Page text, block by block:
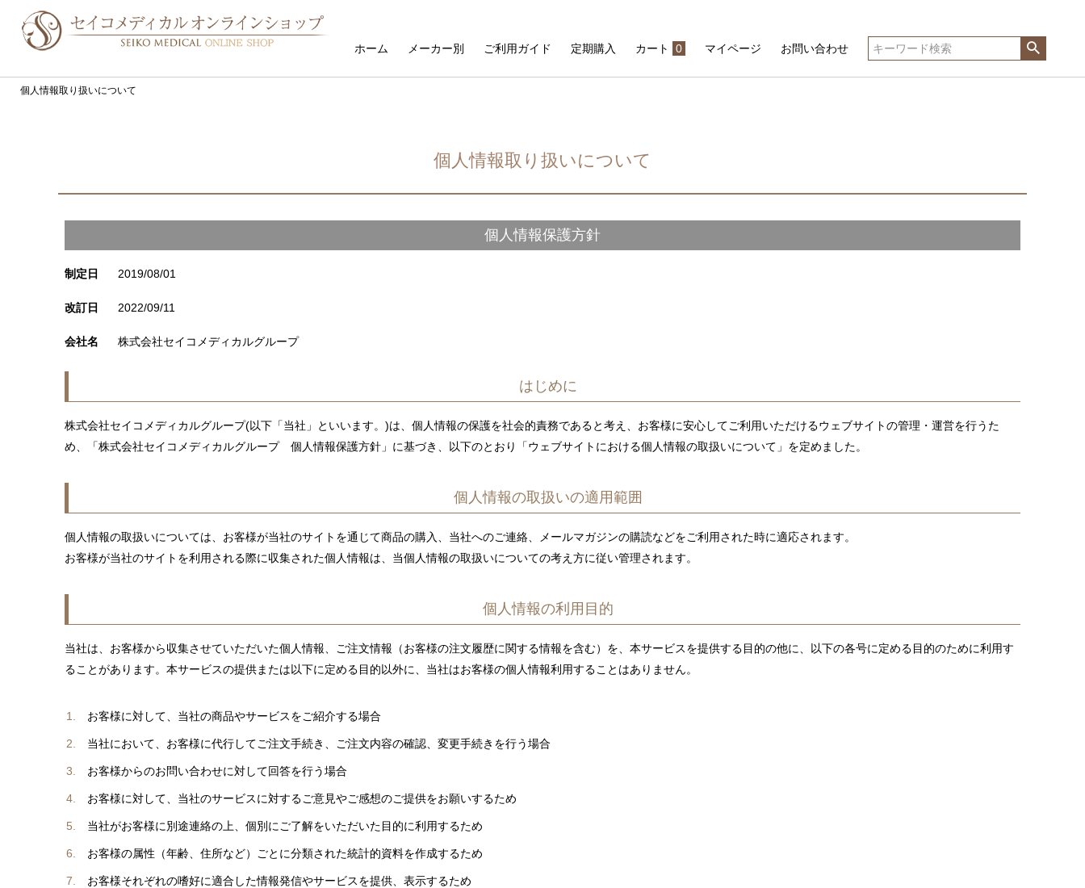
ホーム メーカー別 ご利用ガイド 定期購入 カート 0 マイページ お問い合わせ
検索
個人情報取り扱いについて
個人情報取り扱いについて
個人情報保護方針
制定日 2019/08/01
改訂日 2022/09/11
会社名 株式会社セイコメディカルグループ
はじめに
株式会社セイコメディカルグループ(以下「当社」といいます。)は、個人情報の保護を社会的責務であると考え、お客様に安心してご利用いただけるウェブサイトの管理・運営を行うた
め、「株式会社セイコメディカルグループ 個人情報保護方針」に基づき、以下のとおり「ウェブサイトにおける個人情報の取扱いについて」を定めました。
個人情報の取扱いの適用範囲
個人情報の取扱いについては、お客様が当社のサイトを通じて商品の購入、当社へのご連絡、メールマガジンの購読などをご利用された時に適応されます。
お客様が当社のサイトを利用される際に収集された個人情報は、当個人情報の取扱いについての考え方に従い管理されます。
個人情報の利用目的
当社は、お客様から収集させていただいた個人情報、ご注文情報（お客様の注文履歴に関する情報を含む）を、本サービスを提供する目的の他に、以下の各号に定める目的のために利用す
ることがあります。本サービスの提供または以下に定める目的以外に、当社はお客様の個人情報利用することはありません。
お客様に対して、当社の商品やサービスをご紹介する場合
当社において、お客様に代行してご注文手続き、ご注文内容の確認、変更手続きを行う場合
お客様からのお問い合わせに対して回答を行う場合
お客様に対して、当社のサービスに対するご意見やご感想のご提供をお願いするため
当社がお客様に別途連絡の上、個別にご了解をいただいた目的に利用するため
お客様の属性（年齢、住所など）ごとに分類された統計的資料を作成するため
お客様それぞれの嗜好に適合した情報発信やサービスを提供、表示するため